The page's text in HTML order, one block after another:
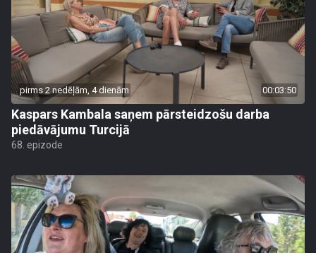
pirms 2 nedēļām, 4 dienām 00:03:50
Kaspars Kambala saņem pārsteidzošu darba
piedāvājumu Turcijā
68. epizode